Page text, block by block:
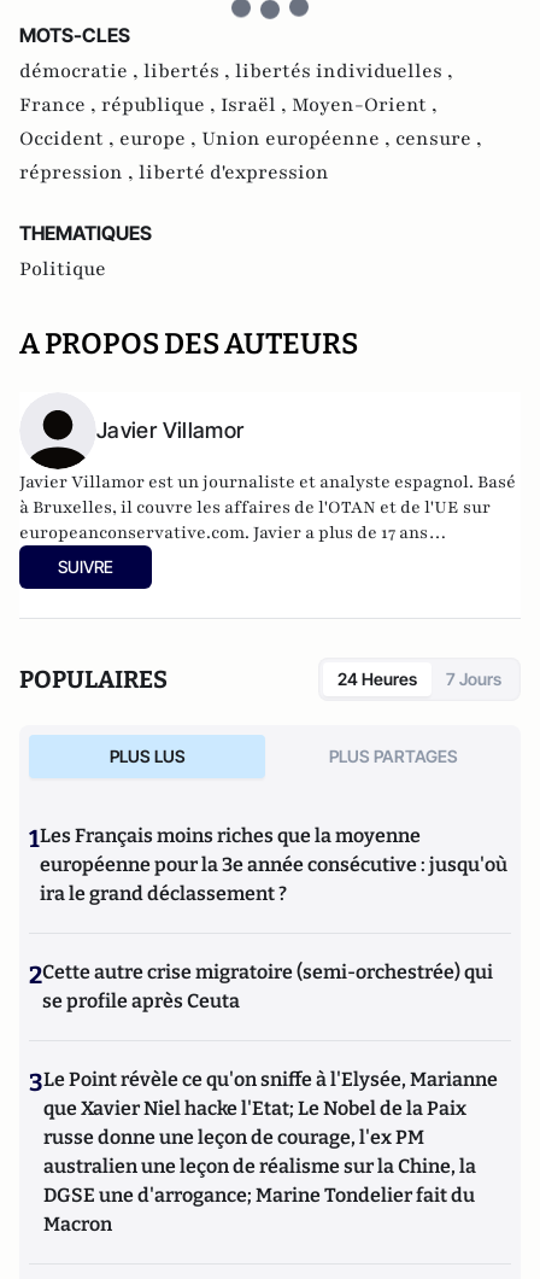
MOTS-CLES
démocratie , libertés , libertés individuelles ,
France , république , Israël , Moyen-Orient ,
Occident , europe , Union européenne , censure ,
répression , liberté d'expression
THEMATIQUES
Politique
A PROPOS DES AUTEURS
Javier Villamor
Javier Villamor est un journaliste et analyste espagnol. Basé
à Bruxelles, il couvre les affaires de l'OTAN et de l'UE sur
europeanconservative.com. Javier a plus de 17 ans
d'expérience dans les domaines de la politique
internationale, de la défense et de la sécurité. Il travaille
SUIVRE
POPULAIRES 24 Heures 7 Jours
PLUS LUS PLUS PARTAGES
1Les Français moins riches que la moyenne
européenne pour la 3e année consécutive : jusqu'où
ira le grand déclassement ?
2Cette autre crise migratoire (semi-orchestrée) qui
se profile après Ceuta
3Le Point révèle ce qu'on sniffe à l'Elysée, Marianne
que Xavier Niel hacke l'Etat; Le Nobel de la Paix
russe donne une leçon de courage, l'ex PM
australien une leçon de réalisme sur la Chine, la
DGSE une d'arrogance; Marine Tondelier fait du
Macron